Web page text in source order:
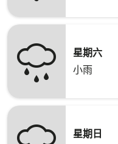
星期六
小雨
星期日